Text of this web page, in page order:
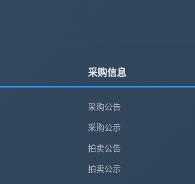
采购信息
采购公告
采购公示
拍卖公告
拍卖公示